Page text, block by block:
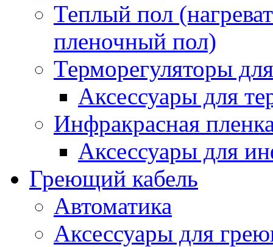
Теплый пол
пленочный пол)
Терморегуляторы
Аксессуары для
Инфракрасная
Аксессуары для
Греющий кабель
Автоматика
Аксессуары для